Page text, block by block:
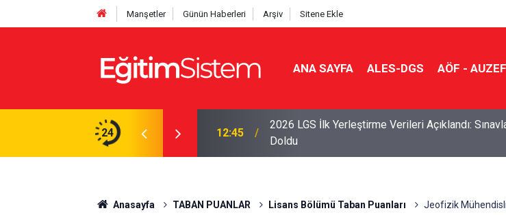
Manşetler Günün Haberleri Arşiv Sitene Ekle
ANA SAYFA ALES-DGS AÖF -
24
Belli Oldu: İki Program 500 Puanla
12:45
2026 LGS İlk Yerleştirme Verileri Açıklandı:
Doldu
Anasayfa TABAN PUANLAR Lisans Bölümü Taban Puanları Jeofizik